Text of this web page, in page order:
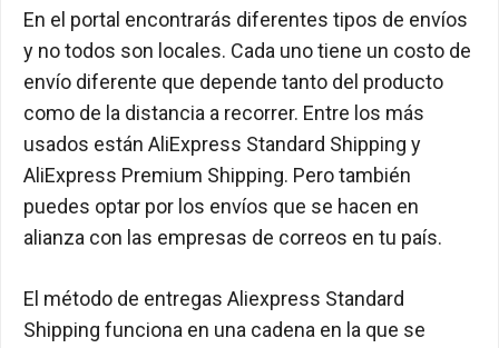
En el portal encontrarás diferentes tipos de envíos
y no todos son locales. Cada uno tiene un costo de
envío diferente que depende tanto del producto
como de la distancia a recorrer. Entre los más
usados están AliExpress Standard Shipping y
AliExpress Premium Shipping. Pero también
puedes optar por los envíos que se hacen en
alianza con las empresas de correos en tu país.
El método de entregas Aliexpress Standard
Shipping funciona en una cadena en la que se